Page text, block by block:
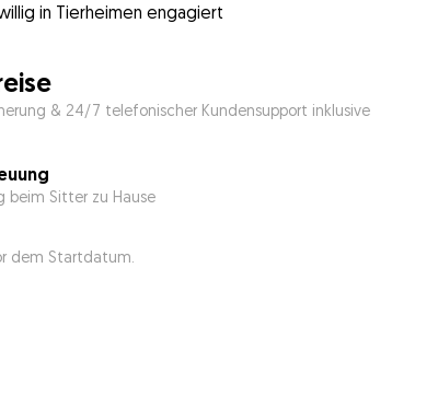
in Tierheimen engagiert
& 24/7 telefonischer Kundensupport inklusive
beim Sitter zu Hause
dem Startdatum.